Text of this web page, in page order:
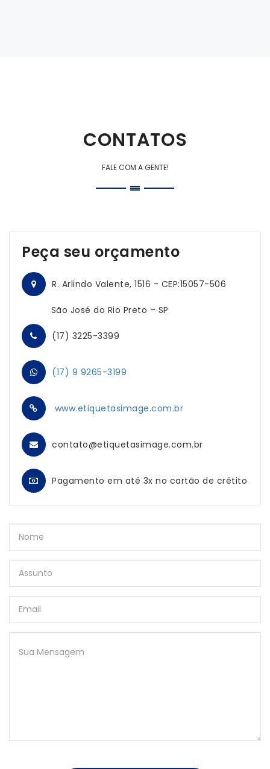
CONTATOS
FALE COM A GENTE!
Peça seu orçamento
R. Arlindo Valente, 1516 - CEP:15057-506
São José do Rio Preto – SP
(17) 3225-3399
(17) 9 9265-3199
www.etiquetasimage.com.br
contato@etiquetasimage.com.br
Pagamento em até 3x no cartão de crétito